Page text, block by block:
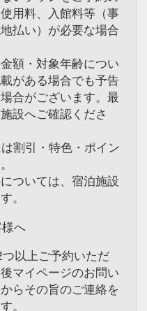
用料、入館料等（事
払い）が必要な場合
額・対象年齢につい
がある場合でも予告
合がございます。最
設へご確認くださ
は割引・特色・ポイン
ついては、宿泊施設
。
へ
つ以上ご予約いただ
マイページのお問い
らその旨のご連絡を
。